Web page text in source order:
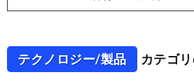
テクノロジー/製品 カテゴ